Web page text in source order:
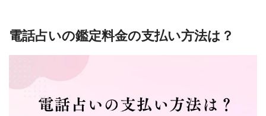
電話占いの鑑定料金の支払い方法は？